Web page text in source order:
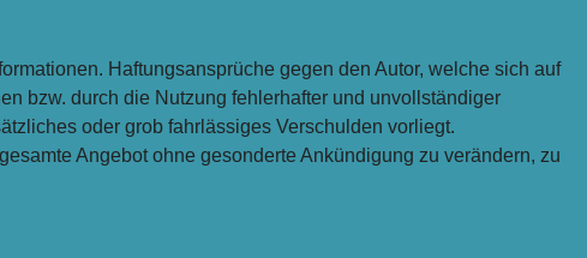
Haftungsansprüche gegen den Autor, welche sich auf
bzw. durch die Nutzung fehlerhafter und unvollständiger
oder grob fahrlässiges Verschulden vorliegt.
Angebot ohne gesonderte Ankündigung zu verändern, zu